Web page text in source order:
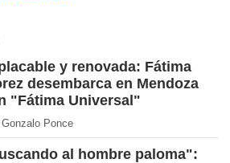
y renovada: Fátima
desembarca en Mendoza
"Fátima Universal"
Ponce
al hombre paloma":